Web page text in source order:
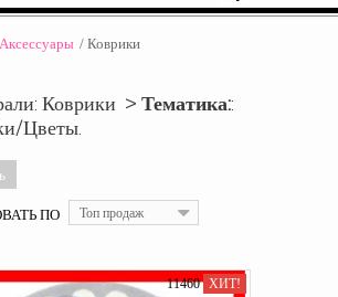
Аксессуары / Коврики
Коврики > Тематика::
Цветы.
ПО Топ продаж
11460 ХИТ!